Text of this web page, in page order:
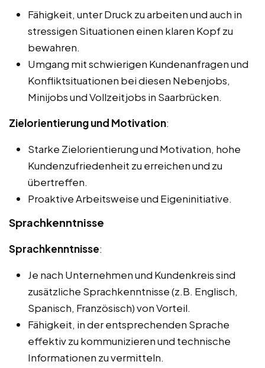
Fähigkeit, unter Druck zu arbeiten und auch in
stressigen Situationen einen klaren Kopf zu
bewahren.
Umgang mit schwierigen Kundenanfragen und
Konfliktsituationen bei diesen Nebenjobs,
Minijobs und Vollzeitjobs in Saarbrücken.
Zielorientierung und Motivation:
Starke Zielorientierung und Motivation, hohe
Kundenzufriedenheit zu erreichen und zu
übertreffen.
Proaktive Arbeitsweise und Eigeninitiative.
Sprachkenntnisse
Sprachkenntnisse:
Je nach Unternehmen und Kundenkreis sind
zusätzliche Sprachkenntnisse (z.B. Englisch,
Spanisch, Französisch) von Vorteil.
Fähigkeit, in der entsprechenden Sprache
effektiv zu kommunizieren und technische
Informationen zu vermitteln.